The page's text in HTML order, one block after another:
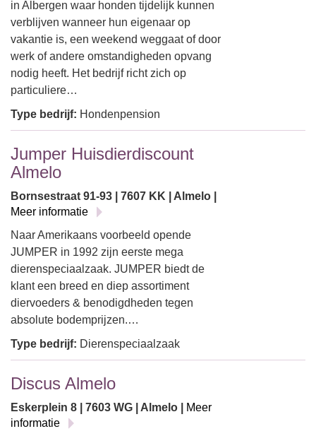
in Albergen waar honden tijdelijk kunnen
verblijven wanneer hun eigenaar op
vakantie is, een weekend weggaat of door
werk of andere omstandigheden opvang
nodig heeft. Het bedrijf richt zich op
particuliere…
Type bedrijf: Hondenpension
Jumper Huisdierdiscount
Almelo
Bornsestraat 91-93 | 7607 KK | Almelo |
Meer informatie
Naar Amerikaans voorbeeld opende
JUMPER in 1992 zijn eerste mega
dierenspeciaalzaak. JUMPER biedt de
klant een breed en diep assortiment
diervoeders & benodigdheden tegen
absolute bodemprijzen.…
Type bedrijf: Dierenspeciaalzaak
Discus Almelo
Eskerplein 8 | 7603 WG | Almelo |
Meer
informatie